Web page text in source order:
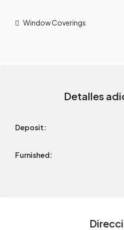
Window Coverings
Detalles
Deposit:
Furnished: